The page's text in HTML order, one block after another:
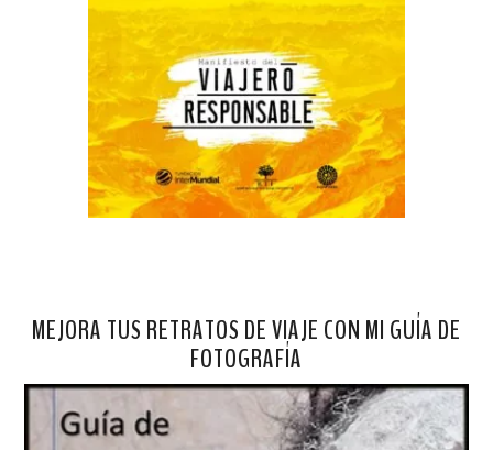
MEJORA TUS RETRATOS DE VIAJE CON MI GUÍA DE
FOTOGRAFÍA